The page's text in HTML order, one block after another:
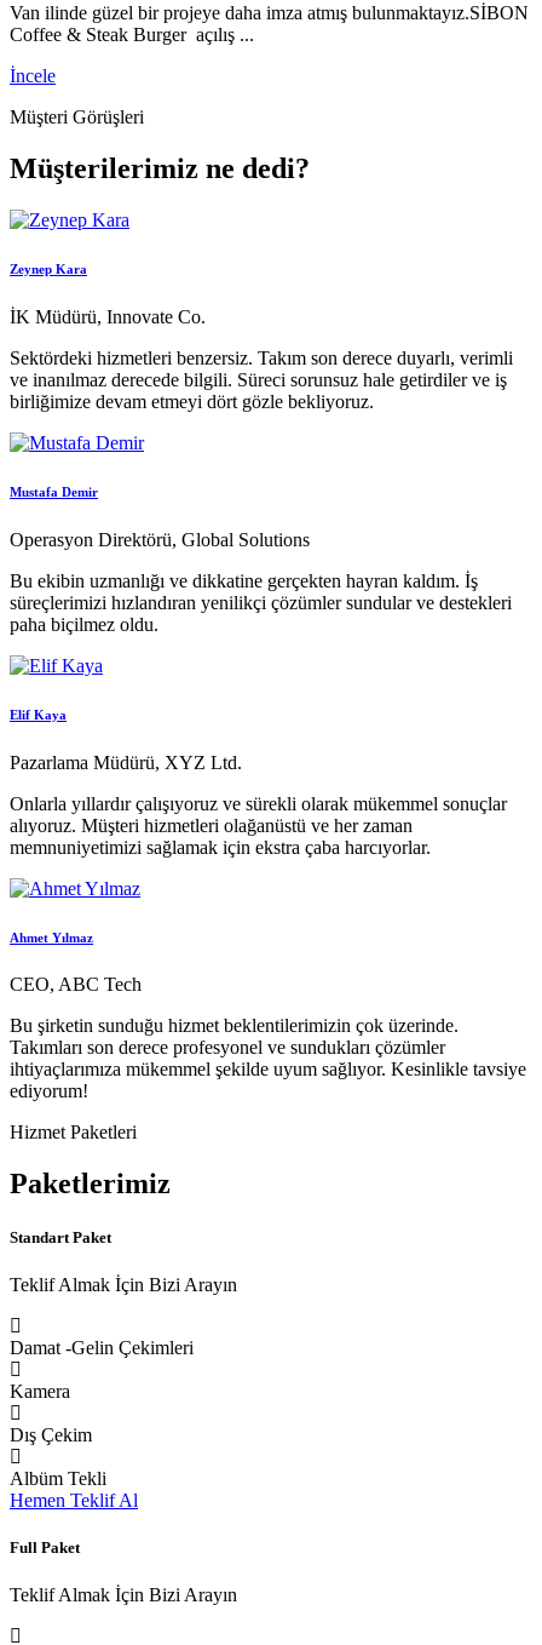
Van ilinde güzel bir projeye daha imza atmış bulunmaktayız.SİBON
Coffee & Steak Burger açılış ...
İncele
Müşteri Görüşleri
Müşterilerimiz ne dedi?
Zeynep Kara
İK Müdürü, Innovate Co.
Sektördeki hizmetleri benzersiz. Takım son derece duyarlı, verimli
ve inanılmaz derecede bilgili. Süreci sorunsuz hale getirdiler ve iş
birliğimize devam etmeyi dört gözle bekliyoruz.
Mustafa Demir
Operasyon Direktörü, Global Solutions
Bu ekibin uzmanlığı ve dikkatine gerçekten hayran kaldım. İş
süreçlerimizi hızlandıran yenilikçi çözümler sundular ve destekleri
paha biçilmez oldu.
Elif Kaya
Pazarlama Müdürü, XYZ Ltd.
Onlarla yıllardır çalışıyoruz ve sürekli olarak mükemmel sonuçlar
alıyoruz. Müşteri hizmetleri olağanüstü ve her zaman
memnuniyetimizi sağlamak için ekstra çaba harcıyorlar.
Ahmet Yılmaz
CEO, ABC Tech
Bu şirketin sunduğu hizmet beklentilerimizin çok üzerinde.
Takımları son derece profesyonel ve sundukları çözümler
ihtiyaçlarımıza mükemmel şekilde uyum sağlıyor. Kesinlikle tavsiye
ediyorum!
Hizmet Paketleri
Paketlerimiz
Standart Paket
Teklif Almak İçin Bizi Arayın
Damat -Gelin Çekimleri
Kamera
Dış Çekim
Albüm Tekli
Hemen Teklif Al
Full Paket
Teklif Almak İçin Bizi Arayın